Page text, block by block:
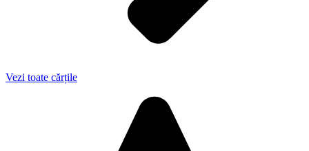
Vezi toate cărțile